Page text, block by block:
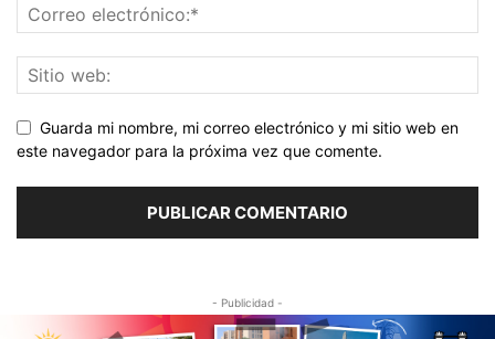
Guarda mi nombre, mi correo electrónico y mi sitio web en
este navegador para la próxima vez que comente.
- Publicidad -